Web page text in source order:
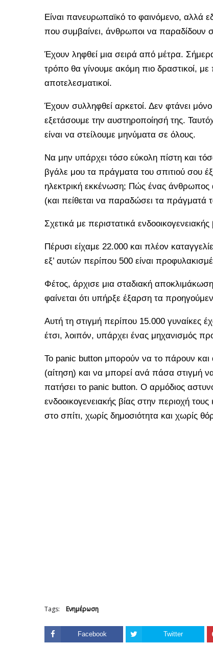
Είναι πανευρωπαϊκό το φαινόμενο, αλλά
που συμβαίνει, άνθρωποι να παραδίδουν
Έχουν ληφθεί μια σειρά από μέτρα.
τρόπο θα γίνουμε ακόμη πιο δραστικοί,
αποτελεσματικοί.
Έχουν συλληφθεί αρκετοί. Δεν φτάνει
εξετάσουμε την αυστηροποίησή της.
είναι να στείλουμε μηνύματα σε όλους.
Να μην υπάρχει τόσο εύκολη πίστη και
βγάλε μου τα πράγματα του σπιτιού σου
ηλεκτρική εκκένωση; Πώς ένας άνθρωπος
(και πείθεται να παραδώσει τα πράγματά
Σχετικά με περιστατικά ενδοοικογενειακής
Πέρυσι είχαμε 22.000 και πλέον
εξ’ αυτών περίπου 500 είναι
Φέτος, άρχισε μια σταδιακή
φαίνεται ότι υπήρξε έξαρση τα
Αυτή τη στιγμή περίπου 15.000 γυναίκες
έτσι, λοιπόν, υπάρχει ένας μηχανισμός
Το panic button μπορούν να το πάρουν και
(αίτηση) και να μπορεί ανά πάσα στιγμή
πατήσει το panic button. Ο αρμόδιος
ενδοοικογενειακής βίας στην περιοχή
στο σπίτι, χωρίς δημοσιότητα και χωρίς
Tags: Ενημέρωση
Facebook Twitter